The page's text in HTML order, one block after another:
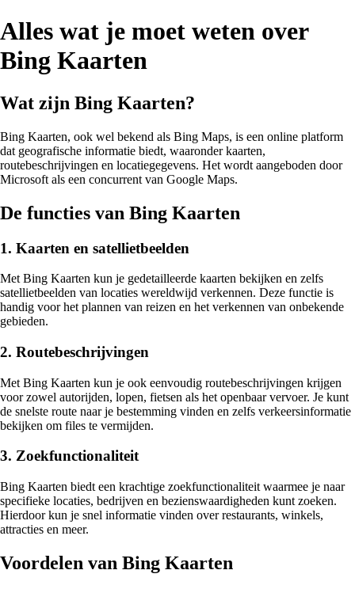
Alles wat je moet weten over
Bing Kaarten
Wat zijn Bing Kaarten?
Bing Kaarten, ook wel bekend als Bing Maps, is een online platform
dat geografische informatie biedt, waaronder kaarten,
routebeschrijvingen en locatiegegevens. Het wordt aangeboden door
Microsoft als een concurrent van Google Maps.
De functies van Bing Kaarten
1. Kaarten en satellietbeelden
Met Bing Kaarten kun je gedetailleerde kaarten bekijken en zelfs
satellietbeelden van locaties wereldwijd verkennen. Deze functie is
handig voor het plannen van reizen en het verkennen van onbekende
gebieden.
2. Routebeschrijvingen
Met Bing Kaarten kun je ook eenvoudig routebeschrijvingen krijgen
voor zowel autorijden, lopen, fietsen als het openbaar vervoer. Je kunt
de snelste route naar je bestemming vinden en zelfs verkeersinformatie
bekijken om files te vermijden.
3. Zoekfunctionaliteit
Bing Kaarten biedt een krachtige zoekfunctionaliteit waarmee je naar
specifieke locaties, bedrijven en bezienswaardigheden kunt zoeken.
Hierdoor kun je snel informatie vinden over restaurants, winkels,
attracties en meer.
Voordelen van Bing Kaarten